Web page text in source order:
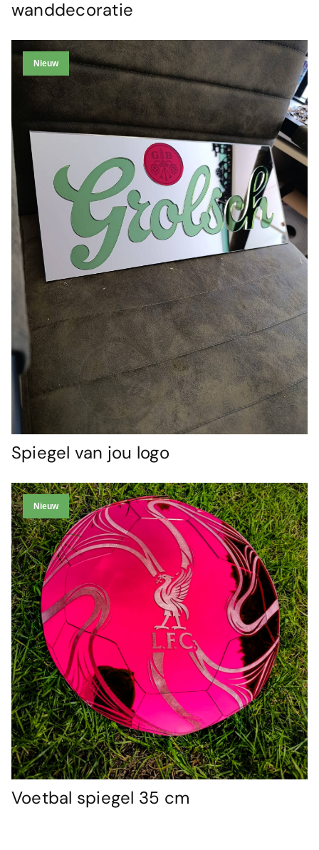
wanddecoratie
Nieuw
Spiegel van jou logo
Nieuw
Voetbal spiegel 35 cm